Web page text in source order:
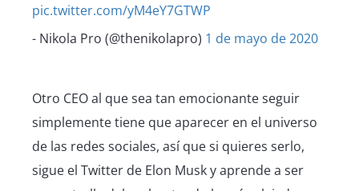
pic.twitter.com/yM4eY7GTWP
- Nikola Pro (@thenikolapro) 1 de mayo de 2020
Otro CEO al que sea tan emocionante seguir
simplemente tiene que aparecer en el universo
de las redes sociales, así que si quieres serlo,
sigue el Twitter de Elon Musk y aprende a ser